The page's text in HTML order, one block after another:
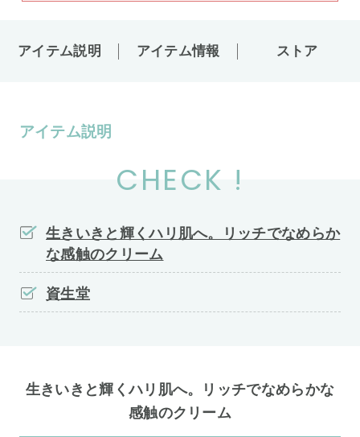
アイテム説明 アイテム情報 ストア
アイテム説明
CHECK !
生きいきと輝くハリ肌へ。リッチでなめらか
な感触のクリーム
資生堂
生きいきと輝くハリ肌へ。リッチでなめらかな
感触のクリーム